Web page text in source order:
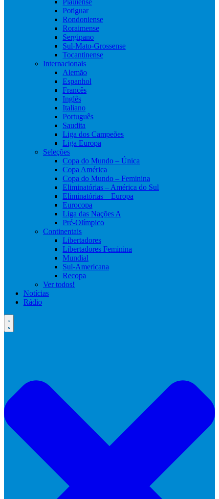
Potiguar
Rondoniense
Roraimense
Sergipano
Sul-Mato-Grossense
Tocantinense
Internacionais
Alemão
Espanhol
Francês
Inglês
Italiano
Português
Saudita
Liga dos Campeões
Liga Europa
Seleções
Copa do Mundo – Única
Copa América
Copa do Mundo – Feminina
Eliminatórias – América do Sul
Eliminatórias – Europa
Eurocopa
Liga das Nações A
Pré-Olímpico
Continentais
Libertadores
Libertadores Feminina
Mundial
Sul-Americana
Recopa
Ver todos!
Notícias
Rádio